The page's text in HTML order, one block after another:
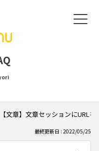
【文章】文章セッションにURL
最終更新日 : 2022/05/25